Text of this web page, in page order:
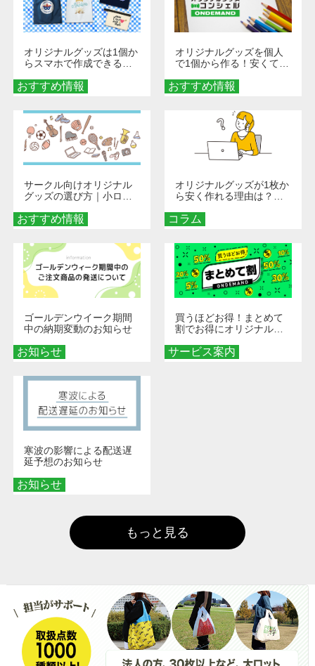
おすすめ情報
オリジナルグッズは1個か
らスマホで作成できる！
くなる巾着＆ポーチ活用
術
おすすめ情報
オリジナルグッズを個人
で1個から作る！安くて簡
秘訣
おすすめ情報
サークル向けオリジナル
グッズの選び方｜小ロッ
める秘訣
コラム
オリジナルグッズが1枚か
ら安く作れる理由は？オ
とメリットを解説
お知らせ
ゴールデンウイーク期間
中の納期変動のお知らせ
サービス案内
買うほどお得！まとめて
割でお得にオリジナルグ
お知らせ
寒波の影響による配送遅
延予想のお知らせ
もっと見る